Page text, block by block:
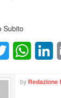
Subito
Twitter
by Redazione